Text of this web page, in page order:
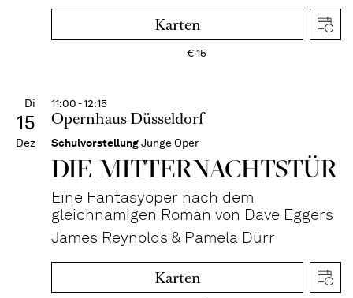
Karten
€15
Di
15
Dez
11:00 - 12:15
Opernhaus Düsseldorf
SchulvorstellungJunge Oper
DIE MITTER­NACHTS­TÜR
Eine Fantasyoper nach dem
gleichnamigen Roman von Dave Eggers
James Reynolds & Pamela Dürr
Karten